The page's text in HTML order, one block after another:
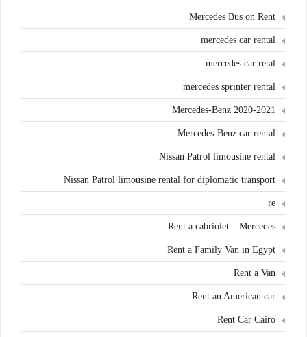
Mercedes Bus on Rent
mercedes car rental
mercedes car retal
mercedes sprinter rental
Mercedes-Benz 2020-2021
Mercedes-Benz car rental
Nissan Patrol limousine rental
Nissan Patrol limousine rental for diplomatic transport
re
Rent a cabriolet – Mercedes
Rent a Family Van in Egypt
Rent a Van
Rent an American car
Rent Car Cairo